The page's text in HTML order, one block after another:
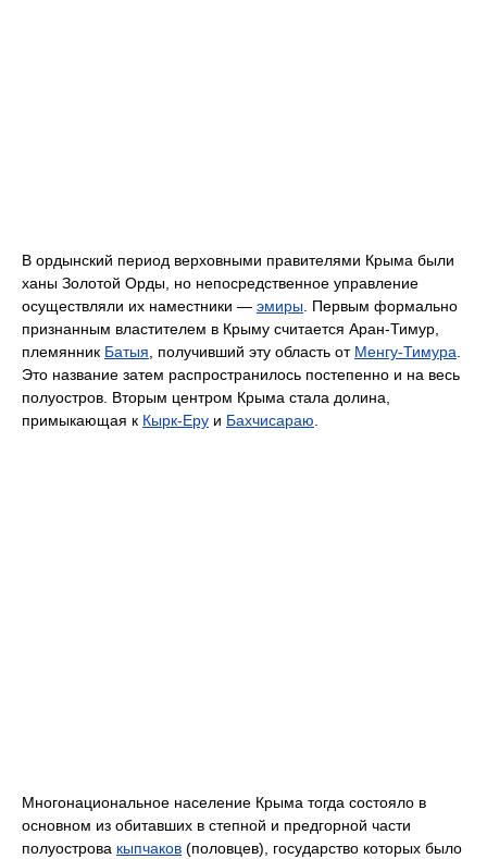
В ордынский период верховными правителями Крыма были
ханы Золотой Орды, но непосредственное управление
осуществляли их наместники — эмиры . Первым формально
признанным властителем в Крыму считается Аран-Тимур,
племянник Батыя , получивший эту область от Менгу-Тимура
Это название затем распространилось постепенно и на весь
полуостров. Вторым центром Крыма стала долина,
примыкающая к Кырк-Еру и Бахчисараю
Многонациональное население Крыма тогда состояло в
основном из обитавших в степной и предгорной части
полуострова кыпчаков (половцев), государство которых было